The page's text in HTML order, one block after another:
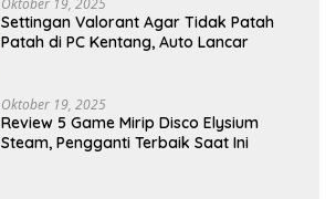
Oktober 19, 2025
Settingan Valorant Agar Tidak Patah
Patah di PC Kentang, Auto Lancar
Oktober 19, 2025
Review 5 Game Mirip Disco Elysium
Steam, Pengganti Terbaik Saat Ini